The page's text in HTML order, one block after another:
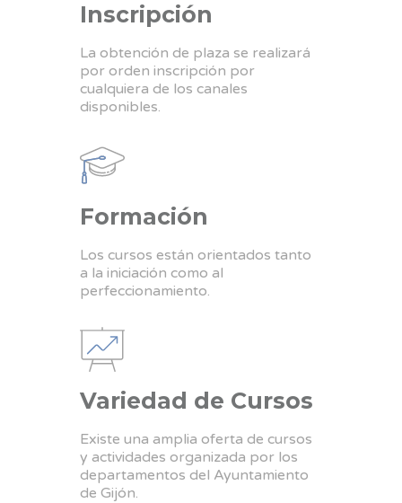
Inscripción
La obtención de plaza se realizará
por orden inscripción por
cualquiera de los canales
disponibles.
Formación
Los cursos están orientados tanto
a la iniciación como al
perfeccionamiento.
Variedad de Cursos
Existe una amplia oferta de cursos
y actividades organizada por los
departamentos del Ayuntamiento
de Gijón.